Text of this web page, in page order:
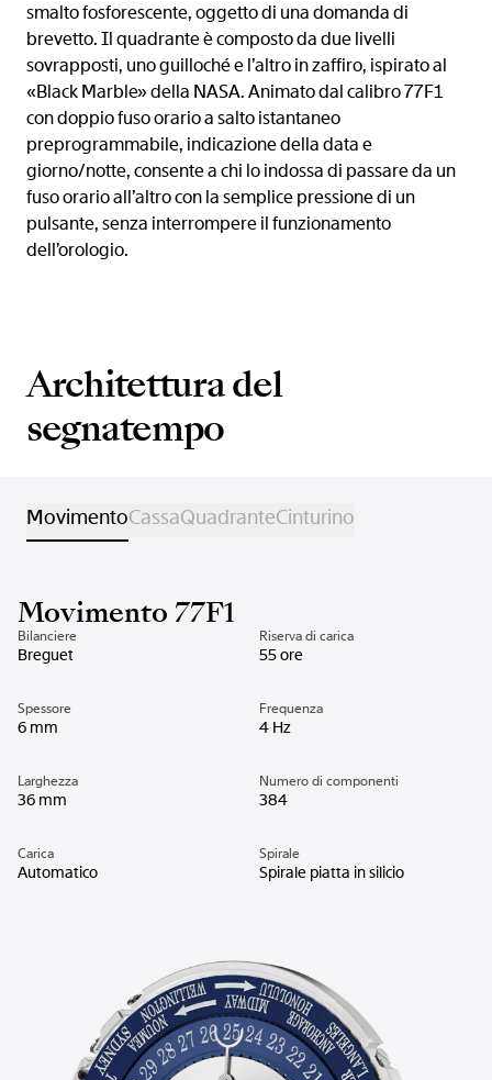
smalto fosforescente, oggetto di una domanda di
brevetto. Il quadrante è composto da due livelli
sovrapposti, uno guilloché e l’altro in zaffiro, ispirato al
«Black Marble» della NASA. Animato dal calibro 77F1
con doppio fuso orario a salto istantaneo
preprogrammabile, indicazione della data e
giorno/notte, consente a chi lo indossa di passare da un
fuso orario all’altro con la semplice pressione di un
pulsante, senza interrompere il funzionamento
dell’orologio.
Architettura del
segnatempo
MovimentoCassaQuadranteCinturino
Movimento 77F1
Bilanciere
Breguet
Riserva di carica
55 ore
Spessore
6 mm
Frequenza
4 Hz
Larghezza
36 mm
Numero di componenti
384
Carica
Automatico
Spirale
Spirale piatta in silicio